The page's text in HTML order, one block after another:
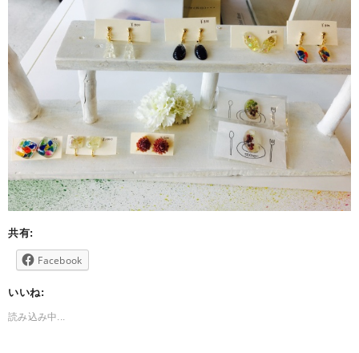
共有:
Facebook
いいね:
読み込み中...